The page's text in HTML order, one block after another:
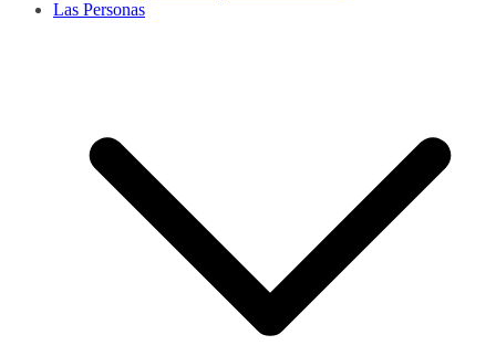
Las Personas